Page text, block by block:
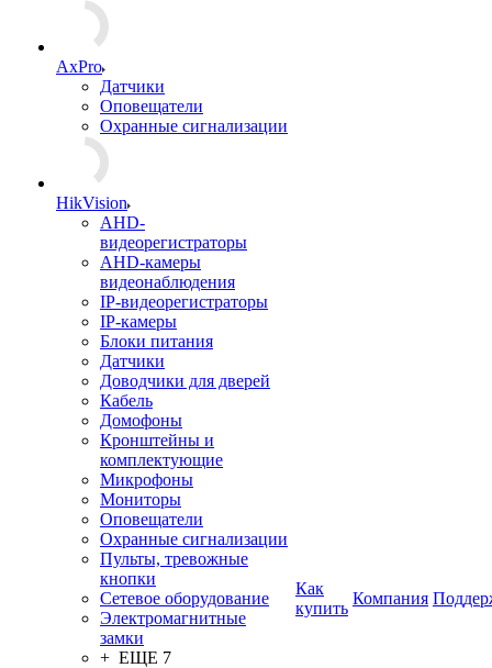
AxPro
Датчики
Оповещатели
Охранные сигнализации
HikVision
AHD-
видеорегистраторы
AHD-камеры
видеонаблюдения
IP-видеорегистраторы
IP-камеры
Блоки питания
Датчики
Доводчики для дверей
Кабель
Домофоны
Кронштейны и
комплектующие
Микрофоны
Мониторы
Оповещатели
Охранные сигнализации
Пульты, тревожные
кнопки
Сетевое оборудование
Электромагнитные
замки
+ ЕЩЕ 7
Как
купить
Компания